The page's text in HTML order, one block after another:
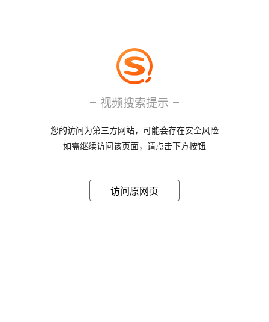
视频搜索提示
您的访问为第三方网站，可能会存在安全风险
如需继续访问该页面，请点击下方按钮
访问原网页